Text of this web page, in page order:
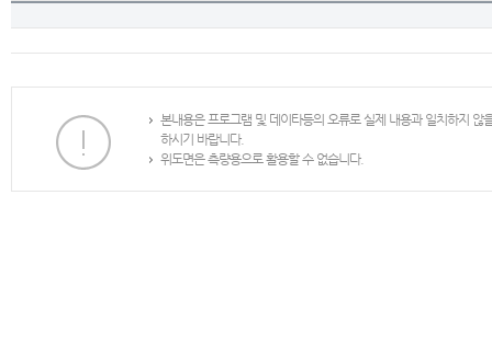
본내용은 프로그램 및 데이타등의 오류로 실제 내용과 일치하지
하시기 바랍니다.
위도면은 측량용으로 활용할 수 없습니다.